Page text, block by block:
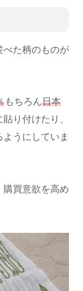
べた柄のものが
もちろん日本
り付けたり、
うにしていま
購買意欲を高め